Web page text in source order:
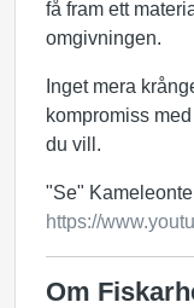
få fram ett
omgivningen.
Inget mera
kompromiss
du vill.
"Se"
https://
Om